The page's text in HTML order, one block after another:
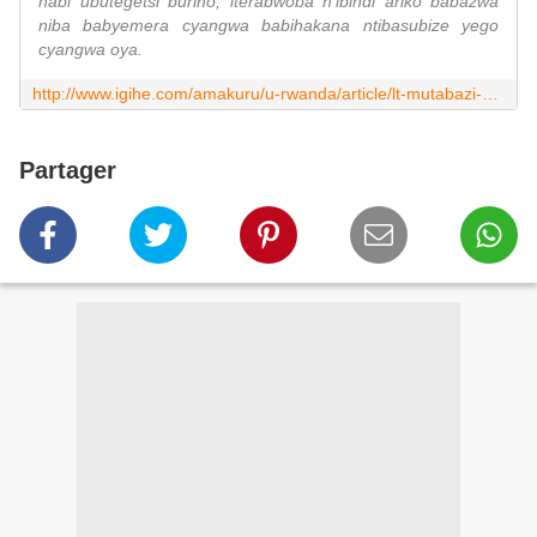
niba babyemera cyangwa babihakana ntibasubize yego
cyangwa oya.
Partager